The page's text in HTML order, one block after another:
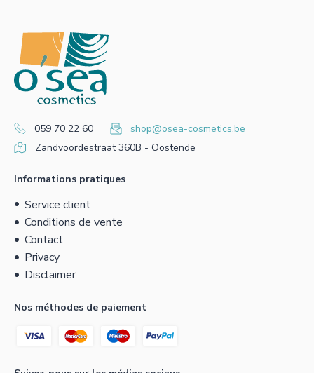
059 70 22 60
shop@osea-cosmetics.be
Zandvoordestraat 360B - Oostende
Informations pratiques
Service client
Conditions de vente
Contact
Privacy
Disclaimer
Nos méthodes de paiement